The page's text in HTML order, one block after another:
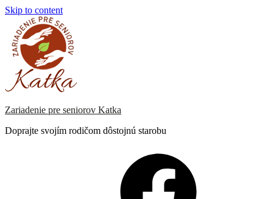
Skip to content
Zariadenie pre seniorov Katka
Doprajte svojím rodičom dôstojnú starobu